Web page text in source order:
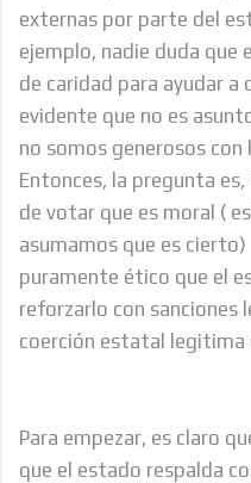
externas por parte del
ejemplo, nadie duda que
de caridad para ayudar a
evidente que no es
no somos generosos
Entonces, la pregunta
de votar que es moral (
asumamos que es
puramente ético que el
reforzarlo con sanciones
coerción estatal legitima
Para empezar, es claro
que el estado respalda